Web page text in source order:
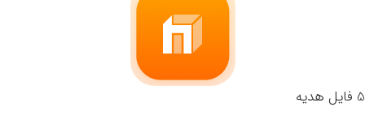
5 فایل هدیه